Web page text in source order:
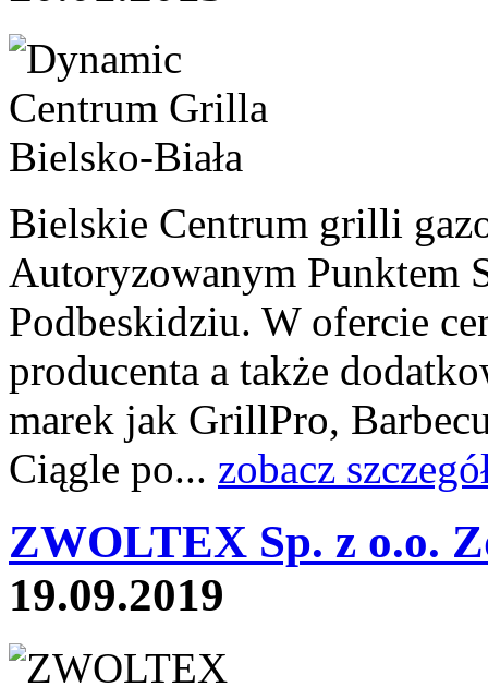
Bielskie Centrum grilli
Autoryzowanym Punktem
Podbeskidziu. W ofercie
producenta a także
marek jak GrillPro,
Ciągle po... zobacz
ZWOLTEX Sp. z o.o.
19.09.2019